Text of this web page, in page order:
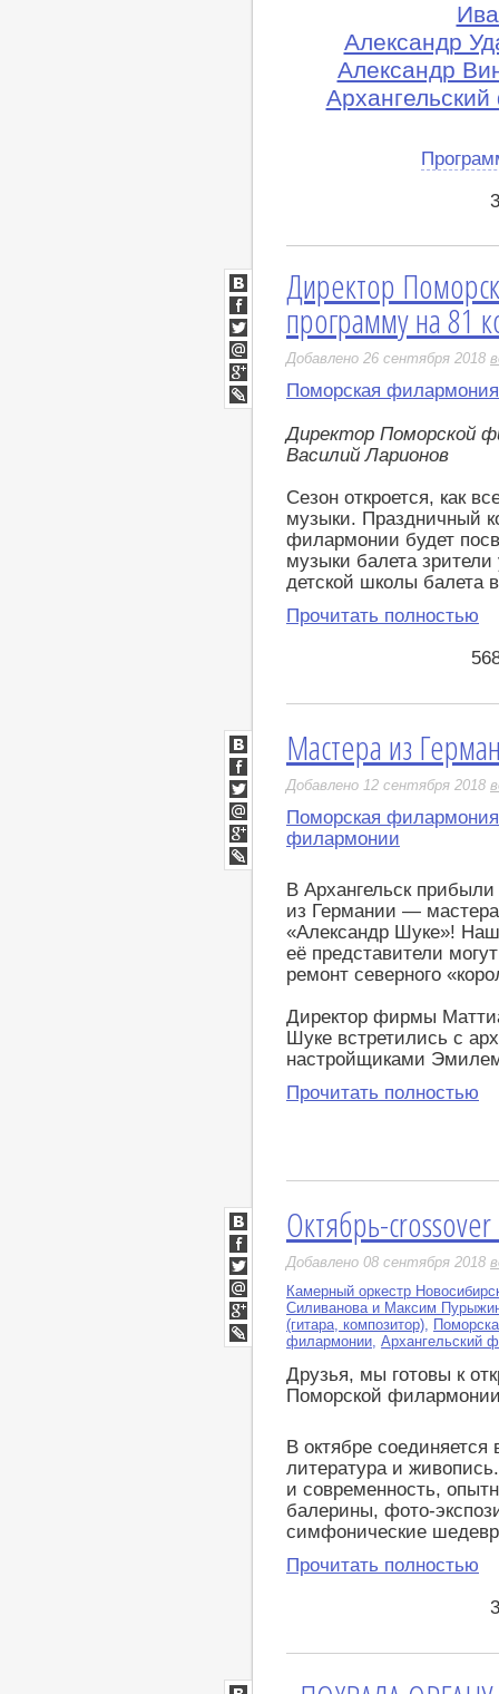
Александр
Александр
Директор
программу на 81
Добавлено 26 сентября 2018
Поморская филармония
Директор Поморской
Василий Ларионов
Сезон откроется, как
музыки. Праздничный
филармонии будет
музыки балета
детской школы балета
Прочитать полностью
ВКонтакте
Facebook
Twitter
Мой
Мир
Google+
LiveJournal
Мастера из
Добавлено 12 сентября 2018
Поморская филармония
филармонии
В Архангельск
из Германии —
«Александр Шуке»!
её представители
ремонт северного
Директор фирмы
Шуке встретились с
настройщиками
Прочитать полностью
ВКонтакте
Facebook
Twitter
Мой
Мир
Google+
LiveJournal
Октябрь-
Добавлено 08 сентября 2018
Камерный оркестр
Силиванова и Максим
(гитара, композитор),
филармонии, Архангельский
Друзья, мы готовы к
Поморской
В октябре
литература и
и современность,
балерины, фото-
симфонические
Прочитать полностью
ВКонтакте
Facebook
Twitter
Мой
Мир
Google+
LiveJournal